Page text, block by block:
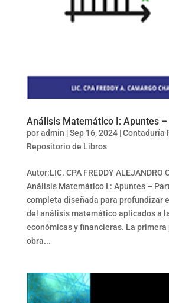
Análisis Matemático I: Apuntes –
poradmin |Sep 16, 2024|Contaduría
Repositorio de Libros
Autor:LIC. CPA FREDDY ALEJANDRO
Análisis Matemático I : Apuntes –
completa diseñada para profundizar
del análisis matemático aplicados a
económicas y financieras. La primera
obra...